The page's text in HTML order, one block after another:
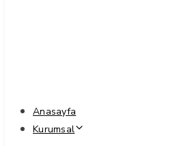
Anasayfa
Kurumsal